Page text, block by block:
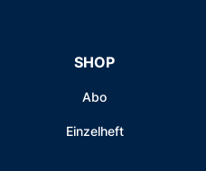
SHOP
Abo
Einzelheft